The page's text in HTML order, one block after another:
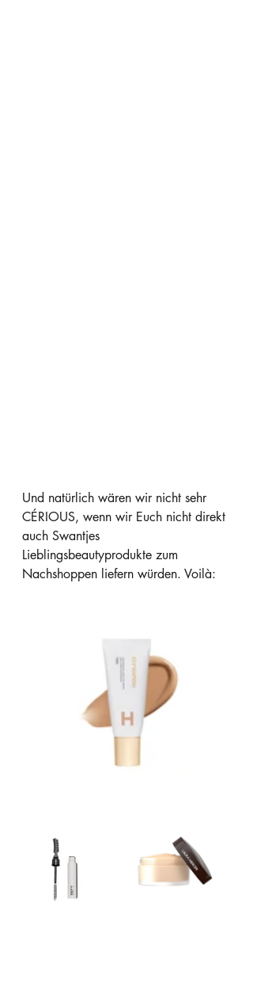
Und natürlich wären wir nicht sehr
CÉRIOUS, wenn wir Euch nicht direkt
auch Swantjes
Lieblingsbeautyprodukte zum
Nachshoppen liefern würden. Voilà: